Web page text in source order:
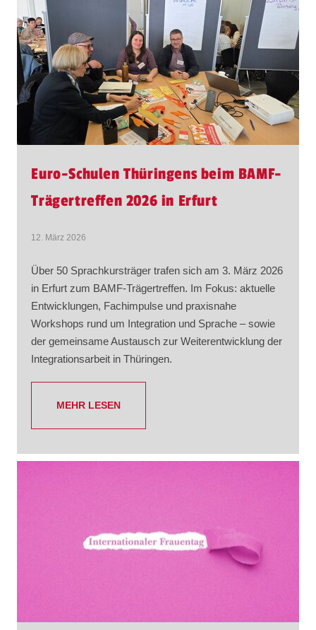
Euro-Schulen Thüringens beim BAMF-
Trägertreffen 2026 in Erfurt
12. März 2026
Über 50 Sprachkursträger trafen sich am 3. März 2026
in Erfurt zum BAMF-Trägertreffen. Im Fokus: aktuelle
Entwicklungen, Fachimpulse und praxisnahe
Workshops rund um Integration und Sprache – sowie
der gemeinsame Austausch zur Weiterentwicklung der
Integrationsarbeit in Thüringen.
MEHR LESEN